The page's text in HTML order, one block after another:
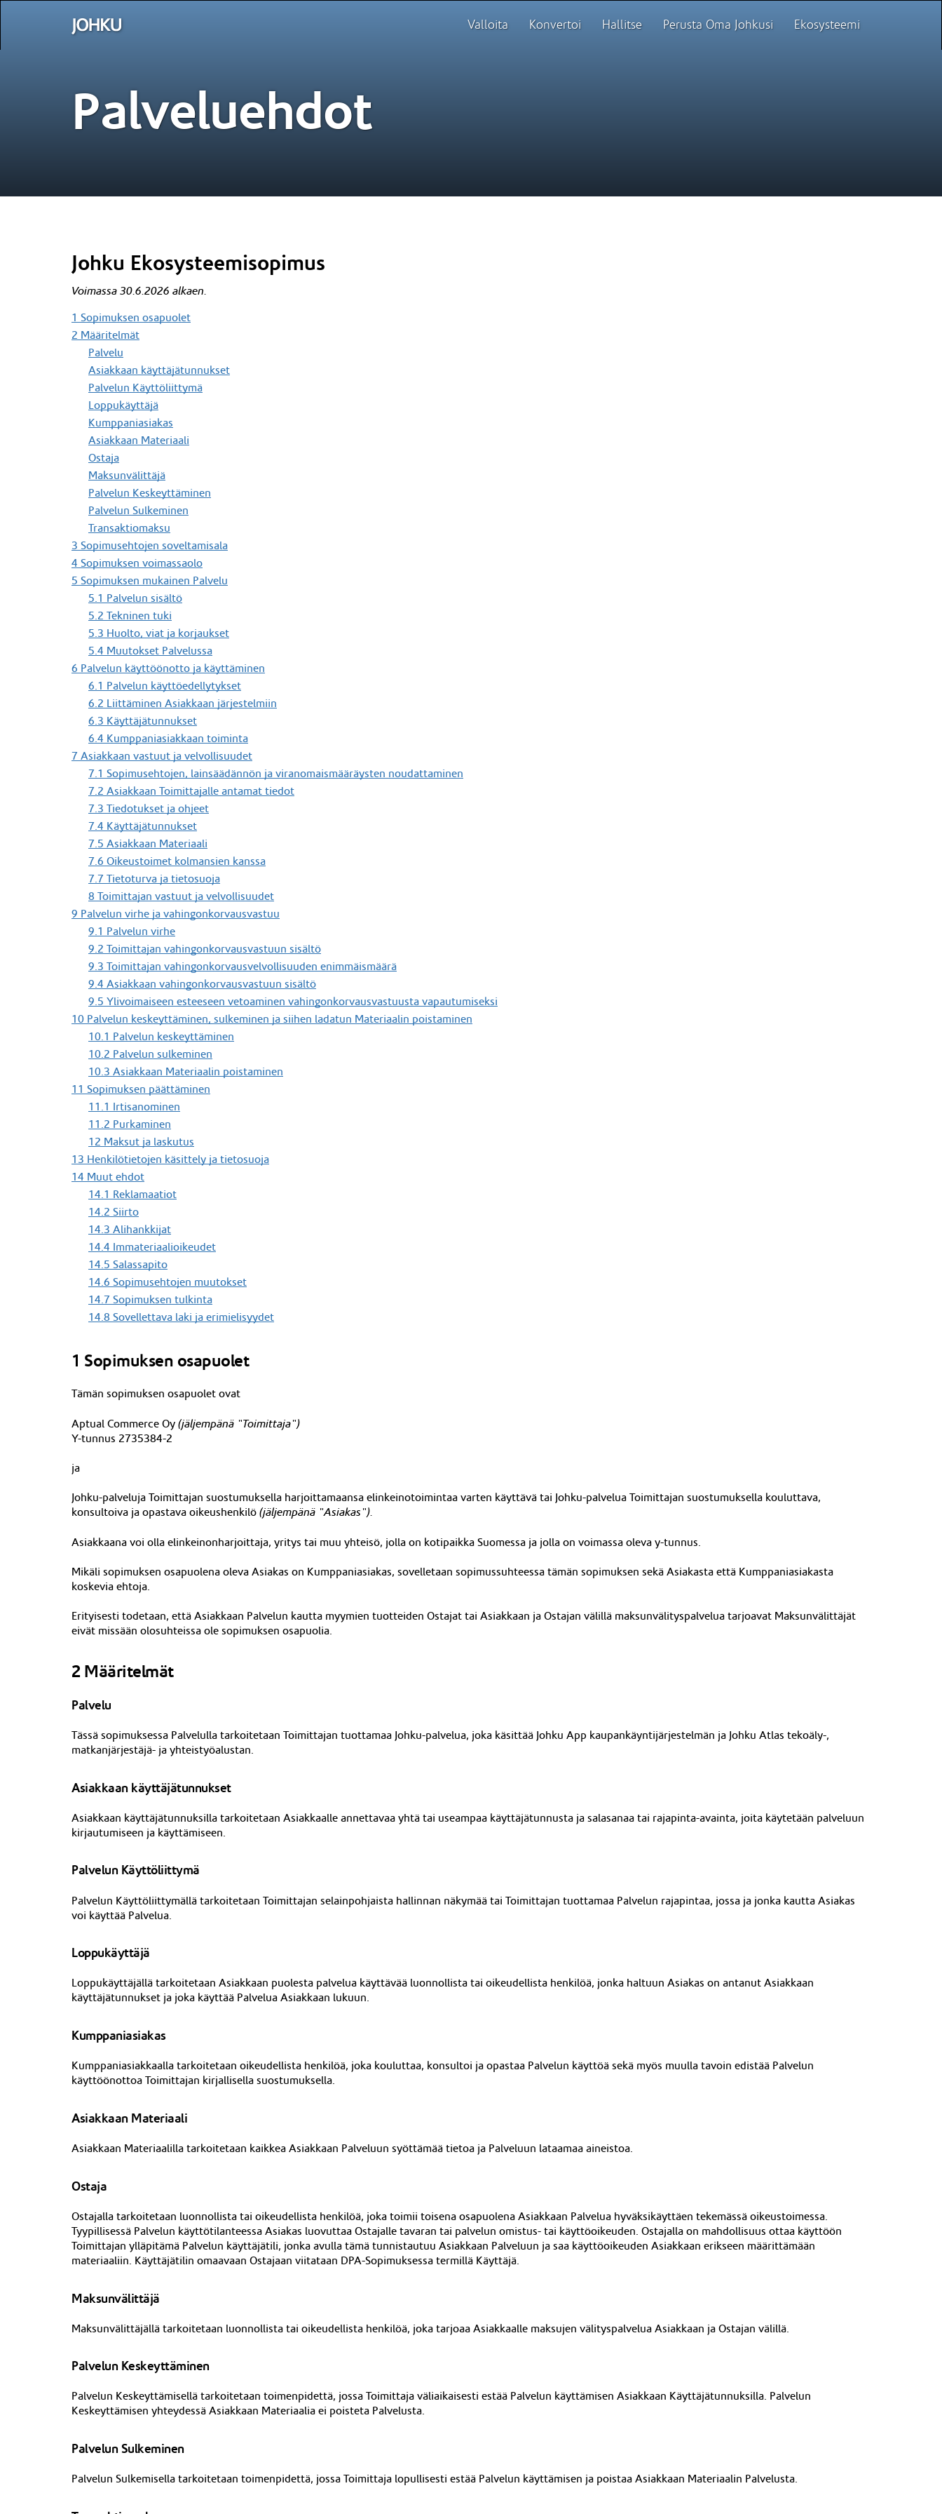
Valloita Konvertoi Hallitse Perusta Oma Johkusi Ekosysteemi
Palveluehdot
Johku Ekosysteemisopimus
Voimassa 30.6.2026 alkaen.
1 Sopimuksen osapuolet
2 Määritelmät
Palvelu
Asiakkaan käyttäjätunnukset
Palvelun Käyttöliittymä
Loppukäyttäjä
Kumppaniasiakas
Asiakkaan Materiaali
Ostaja
Maksunvälittäjä
Palvelun Keskeyttäminen
Palvelun Sulkeminen
Transaktiomaksu
3 Sopimusehtojen soveltamisala
4 Sopimuksen voimassaolo
5 Sopimuksen mukainen Palvelu
5.1 Palvelun sisältö
5.2 Tekninen tuki
5.3 Huolto, viat ja korjaukset
5.4 Muutokset Palvelussa
6 Palvelun käyttöönotto ja käyttäminen
6.1 Palvelun käyttöedellytykset
6.2 Liittäminen Asiakkaan järjestelmiin
6.3 Käyttäjätunnukset
6.4 Kumppaniasiakkaan toiminta
7 Asiakkaan vastuut ja velvollisuudet
7.1 Sopimusehtojen, lainsäädännön ja viranomaismääräysten noudattaminen
7.2 Asiakkaan Toimittajalle antamat tiedot
7.3 Tiedotukset ja ohjeet
7.4 Käyttäjätunnukset
7.5 Asiakkaan Materiaali
7.6 Oikeustoimet kolmansien kanssa
7.7 Tietoturva ja tietosuoja
8 Toimittajan vastuut ja velvollisuudet
9 Palvelun virhe ja vahingonkorvausvastuu
9.1 Palvelun virhe
9.2 Toimittajan vahingonkorvausvastuun sisältö
9.3 Toimittajan vahingonkorvausvelvollisuuden enimmäismäärä
9.4 Asiakkaan vahingonkorvausvastuun sisältö
9.5 Ylivoimaiseen esteeseen vetoaminen vahingonkorvausvastuusta vapautumiseksi
10 Palvelun keskeyttäminen, sulkeminen ja siihen ladatun Materiaalin poistaminen
10.1 Palvelun keskeyttäminen
10.2 Palvelun sulkeminen
10.3 Asiakkaan Materiaalin poistaminen
11 Sopimuksen päättäminen
11.1 Irtisanominen
11.2 Purkaminen
12 Maksut ja laskutus
13 Henkilötietojen käsittely ja tietosuoja
14 Muut ehdot
14.1 Reklamaatiot
14.2 Siirto
14.3 Alihankkijat
14.4 Immateriaalioikeudet
14.5 Salassapito
14.6 Sopimusehtojen muutokset
14.7 Sopimuksen tulkinta
14.8 Sovellettava laki ja erimielisyydet
1 Sopimuksen osapuolet
Tämän sopimuksen osapuolet ovat
Aptual Commerce Oy (jäljempänä "Toimittaja")
Y-tunnus 2735384-2
ja
Johku-palveluja Toimittajan suostumuksella harjoittamaansa elinkeinotoimintaa varten käyttävä tai Johku-palvelua Toimittajan suostumuksella kouluttava,
konsultoiva ja opastava oikeushenkilö (jäljempänä "Asiakas").
Asiakkaana voi olla elinkeinonharjoittaja, yritys tai muu yhteisö, jolla on kotipaikka Suomessa ja jolla on voimassa oleva y-tunnus.
Mikäli sopimuksen osapuolena oleva Asiakas on Kumppaniasiakas, sovelletaan sopimussuhteessa tämän sopimuksen sekä Asiakasta että Kumppaniasiakasta
koskevia ehtoja.
Erityisesti todetaan, että Asiakkaan Palvelun kautta myymien tuotteiden Ostajat tai Asiakkaan ja Ostajan välillä maksunvälityspalvelua tarjoavat Maksunvälittäjät
eivät missään olosuhteissa ole sopimuksen osapuolia.
2 Määritelmät
Palvelu
Tässä sopimuksessa Palvelulla tarkoitetaan Toimittajan tuottamaa Johku-palvelua, joka käsittää Johku App kaupankäyntijärjestelmän ja Johku Atlas tekoäly-,
matkanjärjestäjä- ja yhteistyöalustan.
Asiakkaan käyttäjätunnukset
Asiakkaan käyttäjätunnuksilla tarkoitetaan Asiakkaalle annettavaa yhtä tai useampaa käyttäjätunnusta ja salasanaa tai rajapinta-avainta, joita käytetään palveluun
kirjautumiseen ja käyttämiseen.
Palvelun Käyttöliittymä
Palvelun Käyttöliittymällä tarkoitetaan Toimittajan selainpohjaista hallinnan näkymää tai Toimittajan tuottamaa Palvelun rajapintaa, jossa ja jonka kautta Asiakas
voi käyttää Palvelua.
Loppukäyttäjä
Loppukäyttäjällä tarkoitetaan Asiakkaan puolesta palvelua käyttävää luonnollista tai oikeudellista henkilöä, jonka haltuun Asiakas on antanut Asiakkaan
käyttäjätunnukset ja joka käyttää Palvelua Asiakkaan lukuun.
Kumppaniasiakas
Kumppaniasiakkaalla tarkoitetaan oikeudellista henkilöä, joka kouluttaa, konsultoi ja opastaa Palvelun käyttöä sekä myös muulla tavoin edistää Palvelun
käyttöönottoa Toimittajan kirjallisella suostumuksella.
Asiakkaan Materiaali
Asiakkaan Materiaalilla tarkoitetaan kaikkea Asiakkaan Palveluun syöttämää tietoa ja Palveluun lataamaa aineistoa.
Ostaja
Ostajalla tarkoitetaan luonnollista tai oikeudellista henkilöä, joka toimii toisena osapuolena Asiakkaan Palvelua hyväksikäyttäen tekemässä oikeustoimessa.
Tyypillisessä Palvelun käyttötilanteessa Asiakas luovuttaa Ostajalle tavaran tai palvelun omistus- tai käyttöoikeuden. Ostajalla on mahdollisuus ottaa käyttöön
Toimittajan ylläpitämä Palvelun käyttäjätili, jonka avulla tämä tunnistautuu Asiakkaan Palveluun ja saa käyttöoikeuden Asiakkaan erikseen määrittämään
materiaaliin. Käyttäjätilin omaavaan Ostajaan viitataan DPA-Sopimuksessa termillä Käyttäjä.
Maksunvälittäjä
Maksunvälittäjällä tarkoitetaan luonnollista tai oikeudellista henkilöä, joka tarjoaa Asiakkaalle maksujen välityspalvelua Asiakkaan ja Ostajan välillä.
Palvelun Keskeyttäminen
Palvelun Keskeyttämisellä tarkoitetaan toimenpidettä, jossa Toimittaja väliaikaisesti estää Palvelun käyttämisen Asiakkaan Käyttäjätunnuksilla. Palvelun
Keskeyttämisen yhteydessä Asiakkaan Materiaalia ei poisteta Palvelusta.
Palvelun Sulkeminen
Palvelun Sulkemisella tarkoitetaan toimenpidettä, jossa Toimittaja lopullisesti estää Palvelun käyttämisen ja poistaa Asiakkaan Materiaalin Palvelusta.